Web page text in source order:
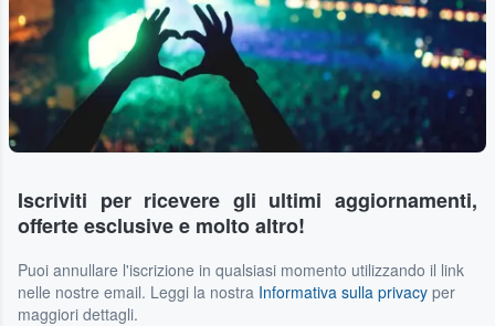
Iscriviti per ricevere gli ultimi aggiornamenti,
offerte esclusive e molto altro!
Puoi annullare l'iscrizione in qualsiasi momento utilizzando il link
nelle nostre email. Leggi la nostra Informativa sulla privacy per
maggiori dettagli.